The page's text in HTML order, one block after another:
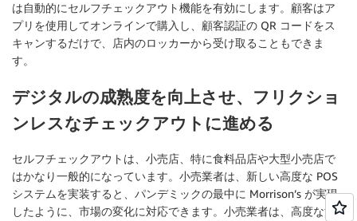
は自動的にセルフチェックアウト機能を有効にします。顧客はア
プリを使用してオンラインで購入し、顧客認証の QR コードをス
キャンするだけで、店内のロッカーから受け取ることもできま
す。
デジタルの成熟度を向上させ、フリクショ
ンレスなチェックアウトに進める
セルフチェックアウトは、小売店、特に食料品店や大型小売店で
はかなり一般的になっています。小売業者は、新しい高度な POS
システムを実装すると、パンデミックの最中に Morrison’s が実現
したように、市場の変化に対応できます。小売業者は、高度な決